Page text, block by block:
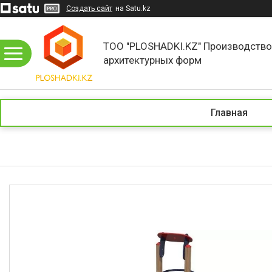
Создать сайт на Satu.kz
ТОО "PLOSHADKI.KZ"
архитектурных форм
Главная